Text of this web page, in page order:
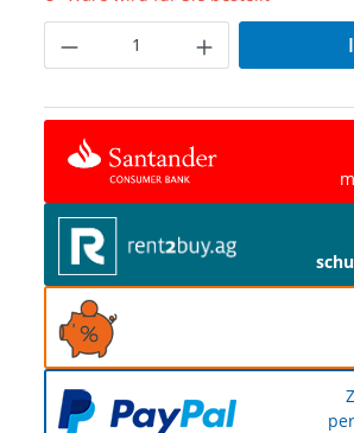
Produkt Anzahl: Gib